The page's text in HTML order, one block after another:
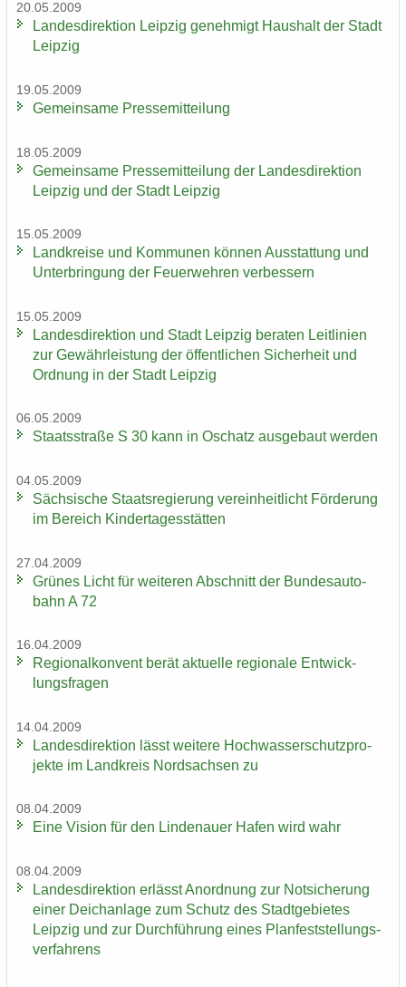
20.05.2009
Lan­des­di­rek­ti­on Leip­zig ge­neh­migt Haus­halt der Stadt
Leip­zig
19.05.2009
Ge­mein­sa­me Pres­se­mit­tei­lung
18.05.2009
Ge­mein­sa­me Pres­se­mit­tei­lung der Lan­des­di­rek­ti­on
Leip­zig und der Stadt Leip­zig
15.05.2009
Land­krei­se und Kom­mu­nen kön­nen Aus­stat­tung und
Un­ter­brin­gung der Feu­er­weh­ren ver­bes­sern
15.05.2009
Lan­des­di­rek­ti­on und Stadt Leip­zig be­ra­ten Leit­li­ni­en
zur Ge­währ­leis­tung der öf­fent­li­chen Si­cher­heit und
Ord­nung in der Stadt Leip­zig
06.05.2009
Staats­stra­ße S 30 kann in Oschatz aus­ge­baut wer­den
04.05.2009
Säch­si­sche Staats­re­gie­rung ver­ein­heit­licht För­de­rung
im Be­reich Kin­der­ta­ges­stät­ten
27.04.2009
Grü­nes Licht für wei­te­ren Ab­schnitt der Bun­des­au­to­
bahn A 72
16.04.2009
Re­gio­nal­kon­vent berät ak­tu­el­le re­gio­na­le Ent­wick­
lungs­fra­gen
14.04.2009
Lan­des­di­rek­ti­on lässt wei­te­re Hoch­was­ser­schutz­pro­
jek­te im Land­kreis Nord­sach­sen zu
08.04.2009
Eine Vi­si­on für den Lin­de­nau­er Hafen wird wahr
08.04.2009
Lan­des­di­rek­ti­on er­lässt An­ord­nung zur Not­si­che­rung
einer Deich­an­la­ge zum Schutz des Stadt­ge­bie­tes
Leip­zig und zur Durch­füh­rung eines Plan­fest­stel­lungs­
ver­fah­rens